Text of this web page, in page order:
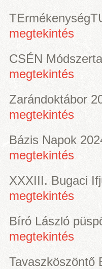
megtekintés
CSÉN
megtekintés
Zarándoktábor
megtekintés
Bázis Napok
megtekintés
XXXIII. Bugaci
megtekintés
Bíró László
megtekintés
Tavaszköszöntő